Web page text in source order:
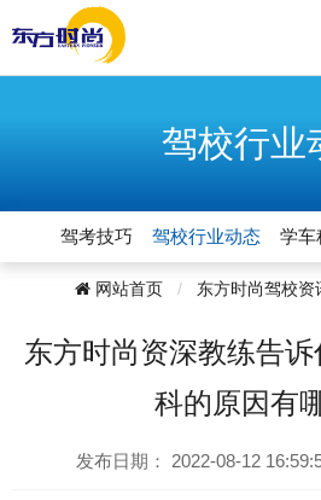
驾校行业
驾考技巧 驾校行业动态 学车
网站首页 东方时尚驾校资
东方时尚资深教练告
科的原因有
发布日期： 2022-08-12